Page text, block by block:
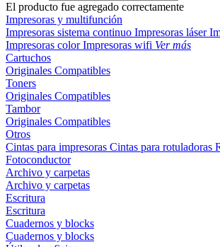
El producto fue agregado correctamente
Impresoras y multifunción
Impresoras sistema continuo Impresoras láser
Impresoras colorImpresoras wifi Ver más
Cartuchos
Originales Compatibles
Toners
Originales Compatibles
Tambor
Originales Compatibles
Otros
Cintas para impresoras Cintas para rotuladoras
Fotoconductor
Archivo y carpetas
Archivo y carpetas
Escritura
Escritura
Cuadernos y blocks
Cuadernos y blocks